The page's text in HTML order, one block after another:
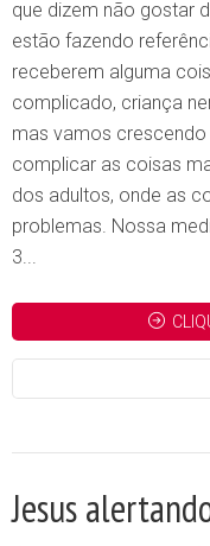
que dizem não gostar
estão fazendo
receberem alguma
complicado, criança
mas vamos
complicar as coisas
dos adultos, onde as
problemas. Nossa
3...
Jesus